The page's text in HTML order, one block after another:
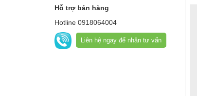
Hỗ trợ bán hàng
Hotline 0918064004
Liên hệ ngay để nhận tư vấn